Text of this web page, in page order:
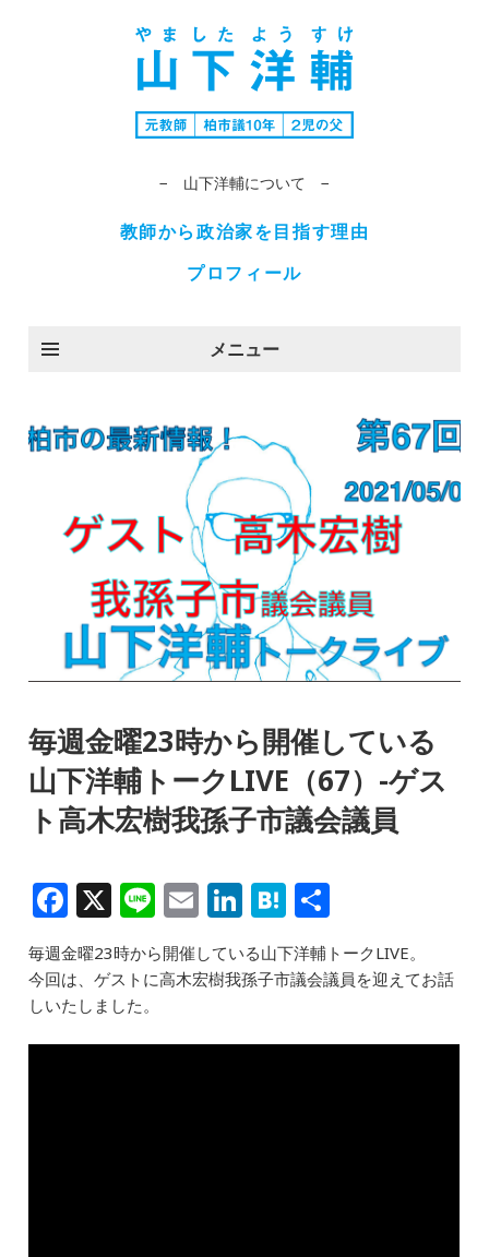
− 山下洋輔について −
教師から政治家を目指す理由
プロフィール
メニュー
毎週金曜23時から開催している
山下洋輔トークLIVE（67）-ゲス
ト高木宏樹我孫子市議会議員
F
a
c
e
b
X Li
n
e
E
m
ai
Li
n
k
dI
H
at
e
a
有
毎週金曜23時から開催している山下洋輔トークLIVE。
今回は、ゲストに高木宏樹我孫子市議会議員を迎えてお話
しいたしました。